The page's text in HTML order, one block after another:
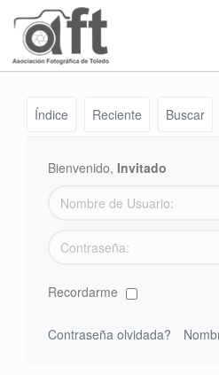
Índice Reciente Buscar
Bienvenido, Invitado
Recordarme
Contraseña olvidada?